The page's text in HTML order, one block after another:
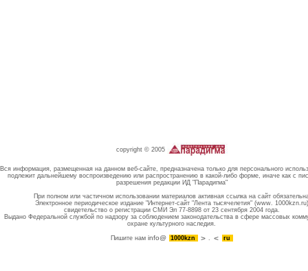
copyright © 2005
Вся информация, размещенная на данном веб-сайте, предназначена только для персонального
подлежит дальнейшему воспроизведению или распространению в какой-либо форме, иначе как с
разрешения редакции ИД "Парадигма"
При полном или частичном использовании материалов активная ссылка на сайт
Электронное периодическое издание "Интернет-сайт "Лента тысячелетия" (www. 1000kzn.ru)
свидетельство о регистрации СМИ Эл 77-8898 от 23 сентября 2004 года.
Выдано Федеральной службой по надзору за соблюдением законодательства в сфере массовых
охране культурного наследия.
Пишите намinfo@ 1000kzn . ru